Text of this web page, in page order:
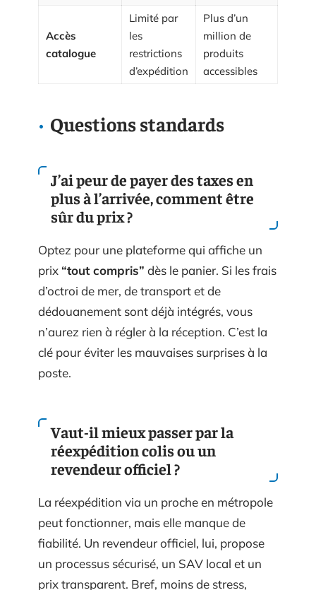
Accès
catalogue
Limité par
les
restrictions
d’expédition
Plus d’un
million de
produits
accessibles
Questions standards
J’ai peur de payer des taxes en
plus à l’arrivée, comment être
sûr du prix ?
Optez pour une plateforme qui affiche un
prix “tout compris” dès le panier. Si les frais
d’octroi de mer, de transport et de
dédouanement sont déjà intégrés, vous
n’aurez rien à régler à la réception. C’est la
clé pour éviter les mauvaises surprises à la
poste.
Vaut-il mieux passer par la
réexpédition colis ou un
revendeur officiel ?
La réexpédition via un proche en métropole
peut fonctionner, mais elle manque de
fiabilité. Un revendeur officiel, lui, propose
un processus sécurisé, un SAV local et un
prix transparent. Bref, moins de stress,